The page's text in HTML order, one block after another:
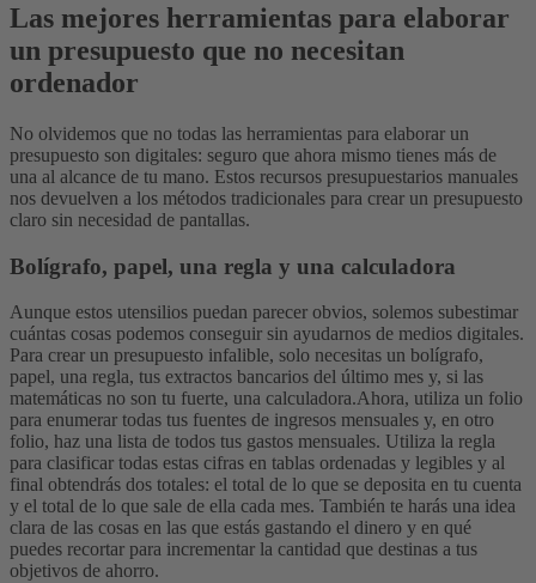
Las mejores herramientas para elaborar
un presupuesto que no necesitan
ordenador
No olvidemos que no todas las herramientas para elaborar un
presupuesto son digitales: seguro que ahora mismo tienes más de
una al alcance de tu mano. Estos recursos presupuestarios manuales
nos devuelven a los métodos tradicionales para crear un presupuesto
claro sin necesidad de pantallas.
Bolígrafo, papel, una regla y una calculadora
Aunque estos utensilios puedan parecer obvios, solemos subestimar
cuántas cosas podemos conseguir sin ayudarnos de medios digitales.
Para crear un presupuesto infalible, solo necesitas un bolígrafo,
papel, una regla, tus extractos bancarios del último mes y, si las
matemáticas no son tu fuerte, una calculadora.Ahora, utiliza un folio
para enumerar todas tus fuentes de ingresos mensuales y, en otro
folio, haz una lista de todos tus gastos mensuales. Utiliza la regla
para clasificar todas estas cifras en tablas ordenadas y legibles y al
final obtendrás dos totales: el total de lo que se deposita en tu cuenta
y el total de lo que sale de ella cada mes. También te harás una idea
clara de las cosas en las que estás gastando el dinero y en qué
puedes recortar para incrementar la cantidad que destinas a tus
objetivos de ahorro.